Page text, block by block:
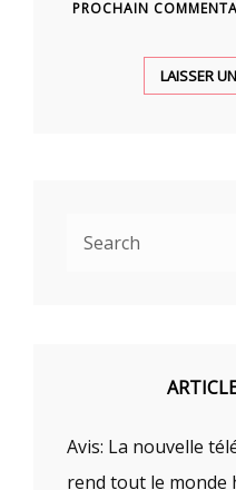
PROCHAIN
Avis: La nouvelle
rend tout le monde